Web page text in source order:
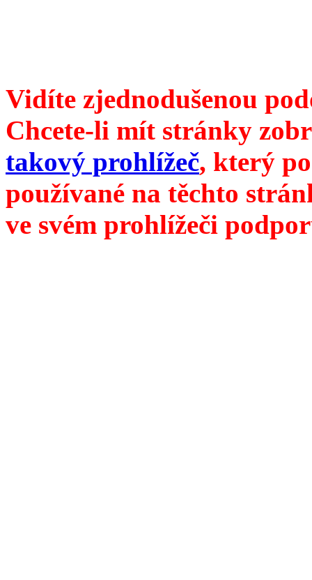
Vidíte zjednodušenou
Chcete-li mít stránky
takový prohlížeč, který
používané na těchto
ve svém prohlížeči